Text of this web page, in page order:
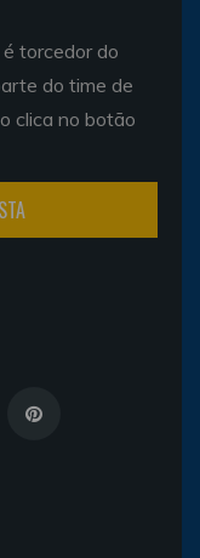
torcedor do
do time de
clica no botão